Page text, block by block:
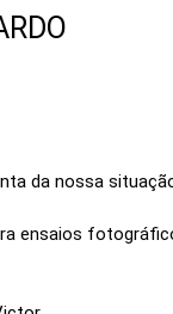
da nossa
ensaios